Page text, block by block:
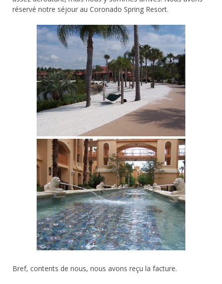
réservé notre séjour au Coronado Spring Resort.
Bref, contents de nous, nous avons reçu la facture.